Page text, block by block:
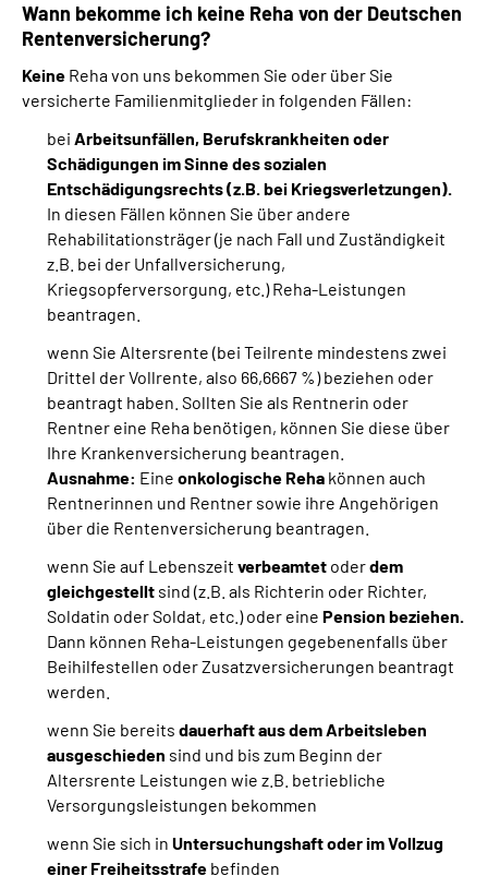
Wann bekomme ich keine Reha von der Deutschen
Rentenversicherung?
Keine Reha von uns bekommen Sie oder über Sie
versicherte Familienmitglieder in folgenden Fällen:
bei Arbeitsunfällen, Berufskrankheiten oder
Schädigungen im Sinne des sozialen
Entschädigungsrechts (z.B. bei Kriegsverletzungen).
In diesen Fällen können Sie über andere
Rehabilitationsträger (je nach Fall und Zuständigkeit
z.B. bei der Unfallversicherung,
Kriegsopferversorgung, etc.) Reha-Leistungen
beantragen.
wenn Sie Altersrente (bei Teilrente mindestens zwei
Drittel der Vollrente, also 66,6667 %) beziehen oder
beantragt haben. Sollten Sie als Rentnerin oder
Rentner eine Reha benötigen, können Sie diese über
Ihre Krankenversicherung beantragen.
Ausnahme: Eine onkologische Reha können auch
Rentnerinnen und Rentner sowie ihre Angehörigen
über die Rentenversicherung beantragen.
wenn Sie auf Lebenszeit verbeamtet oderdem
gleichgestellt sind (z.B. als Richterin oder Richter,
Soldatin oder Soldat, etc.) oder eine Pension beziehen.
Dann können Reha-Leistungen gegebenenfalls über
Beihilfestellen oder Zusatzversicherungen beantragt
werden.
wenn Sie bereits dauerhaft aus dem Arbeitsleben
ausgeschieden sind und bis zum Beginn der
Altersrente Leistungen wie z.B. betriebliche
Versorgungsleistungen bekommen
wenn Sie sich in Untersuchungshaft oder im Vollzug
einer Freiheitsstrafe befinden